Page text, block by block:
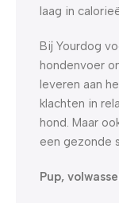
laag in
Bij Yourdog
hondenvoer
leveren aan
klachten in
hond. Maar
een gezonde
Pup,